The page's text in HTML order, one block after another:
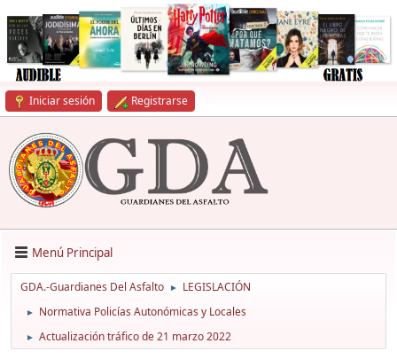
Iniciar sesión Registrarse
Menú Principal
GDA.-Guardianes Del Asfalto ► LEGISLACIÓN
► Normativa Policías Autonómicas y Locales
► Actualización tráfico de 21 marzo 2022